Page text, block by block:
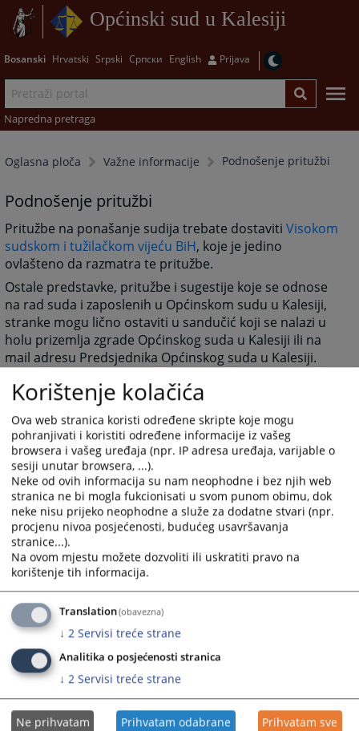
Općinski sud u Kalesiji
Bosanski Hrvatski Srpski Српски English Prijava
Napredna pretraga
Oglasna ploča Važne informacije Podnošenje pritužbi
Podnošenje pritužbi
Pritužbe na ponašanje sudija trebate dostavitiVisokom
sudskom i tužilačkom vijeću BiH, koje je jedino
ovlašteno da razmatra te pritužbe.
Ostale predstavke, pritužbe i sugestije koje se odnose
na rad suda i zaposlenih u Općinskom sudu u Kalesiji,
stranke mogu lično ostaviti u sandučić koji se nalazi u
holu prizemlja zgrade Općinskog suda u Kalesiji ili na
mail adresu Predsjednika Općinskog suda u Kalesiji.
4099PREGLEDA
Korištenje kolačića
Ova web stranica koristi određene skripte koje mogu
pohranjivati i koristiti određene informacije iz vašeg
browsera i vašeg uređaja (npr. IP adresa uređaja, varijable o
sesiji unutar browsera, ...).
Neke od ovih informacija su nam neophodne i bez njih web
stranica ne bi mogla fukcionisati u svom punom obimu, dok
neke nisu prijeko neophodne a služe za dodatne stvari (npr.
procjenu nivoa posjećenosti, budućeg usavršavanja
stranice...).
Na ovom mjestu možete dozvoliti ili uskratiti pravo na
korištenje tih informacija.
Translation(obavezna)
↓ 2 Servisi treće strane
Analitika o posjećenosti stranica
↓ 2 Servisi treće strane
Ne prihvatam Prihvatam odabrane Prihvatam sve